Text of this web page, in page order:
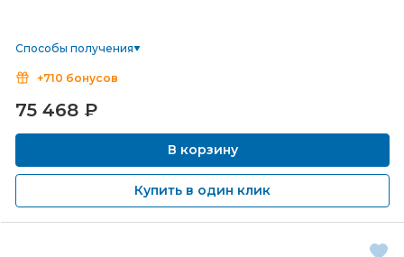
Способы получения
+710 бонусов
75 468 ₽
В корзину
Купить в один клик